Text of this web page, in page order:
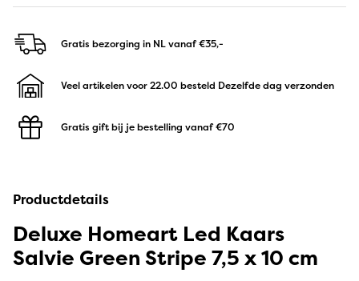
Gratis bezorging in NLvanaf €35,-
Veel artikelen voor 22.00 besteld Dezelfde dag verzonden
Gratis gift bij je bestelling vanaf €70
Productdetails
Deluxe Homeart Led Kaars
Salvie Green Stripe 7,5 x 10 cm